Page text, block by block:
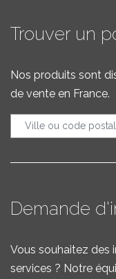
Trouver un
Nos produits sont
de vente en France.
Demande
Vous souhaitez des
services ? Notre